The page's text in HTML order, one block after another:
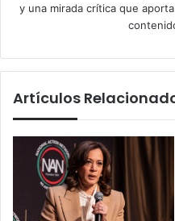
y una mirada crítica que
Artículos